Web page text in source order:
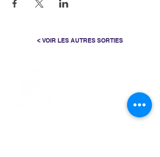
< VOIR LES AUTRES SORTIES